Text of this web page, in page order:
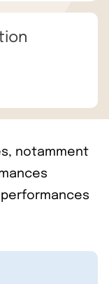
notamment